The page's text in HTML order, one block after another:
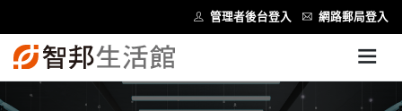
管理者後台登入 網路郵局登入